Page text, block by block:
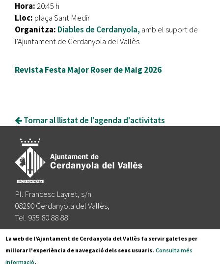
Hora:20:45 h
Lloc: plaça Sant Medir
Organitza: Diables de Cerdanyola, amb el suport de
l'Ajuntament de Cerdanyola del Vallès
Revista Festa Major Roser de Maig 2026
Tornar al llistat de l'agenda d'activitats
Pl. Francesc Layret, s/n
08290 Cerdanyola del Vallès,
Tel. 935 80 88 88
Segueix-nos a:
La web de l'Ajuntament de Cerdanyola del Vallès fa servir galetes per
millorar l'experiència de navegació dels seus usuaris. Consulta més
informació.